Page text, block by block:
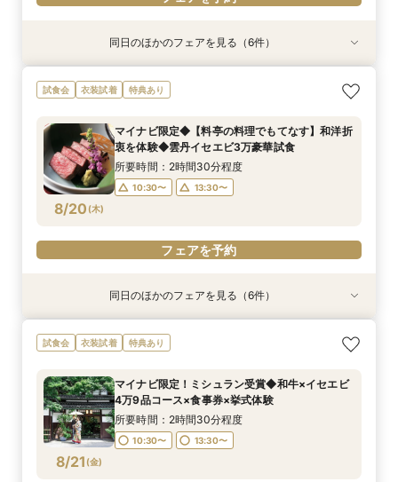
衣装試着 特典あり 動画あり
8/17(月)
【マイナビ限定】完全貸切料亭W◆和も洋も叶う
自由なスタイル！400年の歴史が彩る石舞台挙式
所要時間：2時間30分程度
衣装試着 特典あり
8/17(月)
《親御様限定フェア》お子様の代わりに会場見学
からご相談まで◎
9:00〜
12:00〜
15:00〜
衣装試着 特典あり
8/17(月)
マイナビ限定【限定2組様】和牛×オマール4万9
品コース×食事券付◆挙式体験
10:30〜 13:30〜
8/17(月)
【自宅で安心◎フェア参加】オンライン会場見学
×見積もり相談 #日程・人数未定の相談も歓迎!
12:00〜 15:00〜
衣装試着 特典あり
8/17(月)
マイナビ限定【6名より可】10名69万円～無料試
食付き少人数婚プラン相談会
10:30〜 13:30〜
衣装試着 特典あり
8/17(月)
マイナビ限定【お料理重視の方必見】料亭の会席
料理試食付 はじめて相談会
10:30〜 13:30〜
同日のほかのフェアを見る（6件）
試食会 衣装試着 特典あり
8/20 (木)
マイナビ限定◆【料亭の料理でもてなす】和洋折
衷を体験◆雲丹イセエビ3万豪華試食
所要時間：2時間30分程度
10:30〜 13:30〜
フェアを予約
衣装試着 特典あり 動画あり
8/20(木)
【マイナビ限定】完全貸切料亭W◆和も洋も叶う
自由なスタイル！400年の歴史が彩る石舞台挙式
所要時間：2時間30分程度
衣装試着 特典あり
8/20(木)
マイナビ限定【限定2組様】和牛×オマール4万9
品コース×食事券付◆挙式体験
10:30〜 13:30〜
8/20(木)
【自宅で安心◎フェア参加】オンライン会場見学
×見積もり相談 #日程・人数未定の相談も歓迎!
12:00〜 15:00〜
衣装試着 特典あり
8/20(木)
マイナビ限定【6名より可】10名69万円～無料試
食付き少人数婚プラン相談会
10:30〜 13:30〜
衣装試着 特典あり
8/20(木)
マイナビ限定【お料理重視の方必見】料亭の会席
料理試食付 はじめて相談会
10:30〜 13:30〜
衣装試着 特典あり
8/20(木)
《親御様限定フェア》お子様の代わりに会場見学
からご相談まで◎
10:30〜 13:30〜
同日のほかのフェアを見る（6件）
試食会 衣装試着 特典あり
8/21 (金)
マイナビ限定！ミシュラン受賞◆和牛×イセエビ
4万9品コース×食事券×挙式体験
所要時間：2時間30分程度
10:30〜 13:30〜